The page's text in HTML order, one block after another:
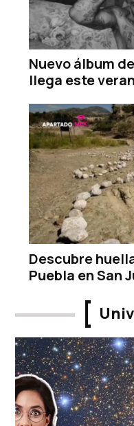
Nuevo álbum
llega este
Descubre
Puebla en San